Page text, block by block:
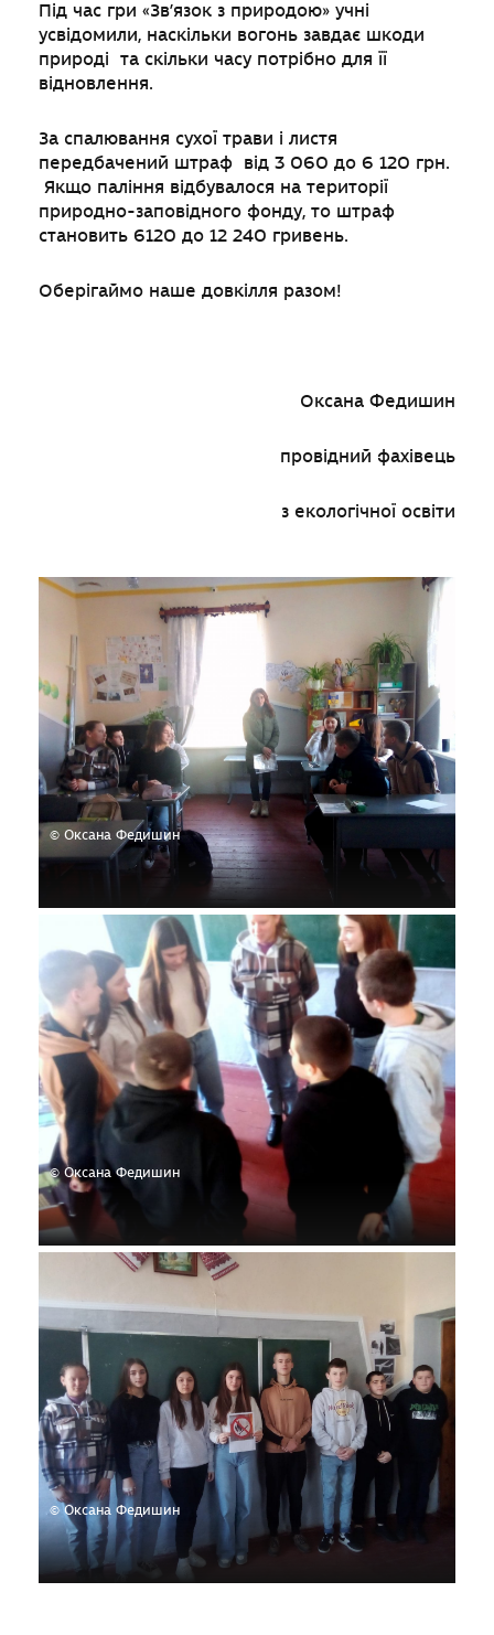
Під час гри «Зв’язок з природою» учні
усвідомили, наскільки вогонь завдає шкоди
природі та скільки часу потрібно для її
відновлення.
За спалювання сухої трави і листя
передбачений штраф від 3 060 до 6 120 грн.
Якщо паління відбувалося на території
природно-заповідного фонду, то штраф
становить 6120 до 12 240 гривень.
Оберігаймо наше довкілля разом!
Оксана Федишин
провідний фахівець
з екологічної освіти
© Оксана Федишин
© Оксана Федишин
© Оксана Федишин